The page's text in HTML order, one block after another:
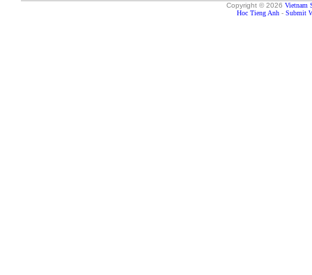
Copyright © 2026 Vietnam
Hoc Tieng Anh - Submit